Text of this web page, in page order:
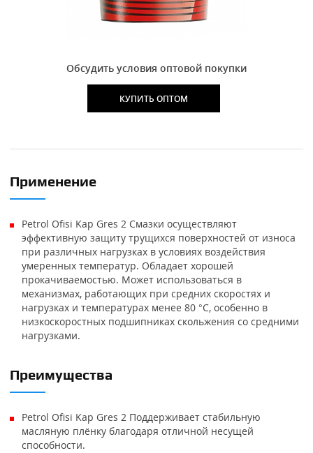
Обсудить условия оптовой покупки
КУПИТЬ ОПТОМ
Применение
Petrol Ofisi Kap Gres 2 Смазки осуществляют
эффективную защиту трущихся поверхностей от износа
при различных нагрузках в условиях воздействия
умеренных температур. Обладает хорошей
прокачиваемостью. Может использоваться в
механизмах, работающих при средних скоростях и
нагрузках и температурах менее 80 °C, особенно в
низкоскоростных подшипниках скольжения со средними
нагрузками.
Преимущества
Petrol Ofisi Kap Gres 2 Поддерживает стабильную
масляную плёнку благодаря отличной несущей
способности.